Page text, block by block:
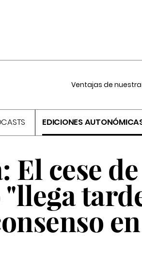
Ventajas de
EDICIONES
El cese de
en